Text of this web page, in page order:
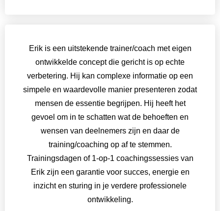
Erik is een uitstekende trainer/coach met eigen
ontwikkelde concept die gericht is op echte
verbetering. Hij kan complexe informatie op een
simpele en waardevolle manier presenteren zodat
mensen de essentie begrijpen. Hij heeft het
gevoel om in te schatten wat de behoeften en
wensen van deelnemers zijn en daar de
training/coaching op af te stemmen.
Trainingsdagen of 1-op-1 coachingssessies van
Erik zijn een garantie voor succes, energie en
inzicht en sturing in je verdere professionele
ontwikkeling.